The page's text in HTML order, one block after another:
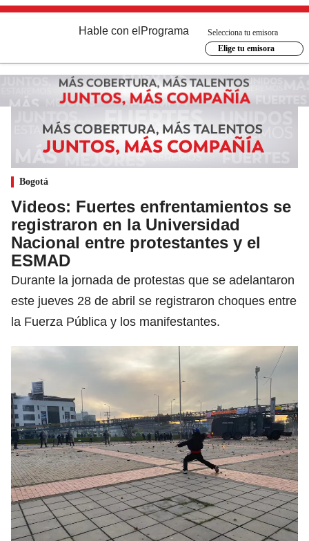
Hable con el Programa
Selecciona tu emisora
Elige tu emisora
Bogotá
Videos: Fuertes enfrentamientos se
registraron en la Universidad
Nacional entre protestantes y el
ESMAD
Durante la jornada de protestas que se adelantaron
este jueves 28 de abril se registraron choques entre
la Fuerza Pública y los manifestantes.